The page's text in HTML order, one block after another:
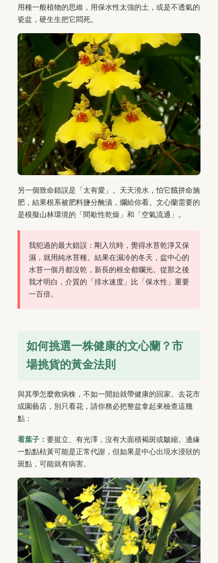
用種一般植物的思維，用保水性太強的土，或是不透氣的
瓷盆，硬生生把它悶死。
另一個致命錯誤是「太有愛」。天天澆水，怕它餓拼命施
肥，結果根系被肥料鹽分醃漬，爛給你看。文心蘭需要的
是模擬山林環境的「間歇性乾燥」和「空氣流通」。
我犯過的最大錯誤：剛入坑時，覺得水苔乾淨又保
濕，就用純水苔種。結果在濕冷的冬天，盆中心的
水苔一個月都沒乾，新長的根全都爛光。從那之後
我才明白，介質的「排水速度」比「保水性」重要
一百倍。
如何挑選一株健康的文心蘭？市
場挑貨的黃金法則
與其學怎麼救病株，不如一開始就帶健康的回家。去花市
或園藝店，別只看花，請你務必把整盆拿起來檢查這幾
點：
看葉子： 要挺立、有光澤，沒有大面積褐斑或皺縮。邊緣
一點點枯黃可能是正常代謝，但如果是中心出現水浸狀的
斑點，可能就有病害。